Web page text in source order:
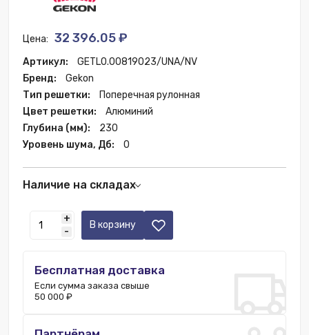
Цена: 32 396.05 ₽
Артикул:
GETL0.00819023/UNA/NV
Бренд:
Gekon
Тип решетки:
Поперечная рулонная
Цвет решетки:
Алюминий
Глубина (мм):
230
Уровень шума, Дб:
0
Наличие на складах
Москва:
5 шт.
Ростов-на-Дону:1 шт.
+
-
В корзину
Бесплатная доставка
Если сумма заказа свыше
50 000 ₽